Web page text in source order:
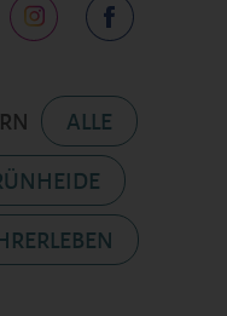
ALLE